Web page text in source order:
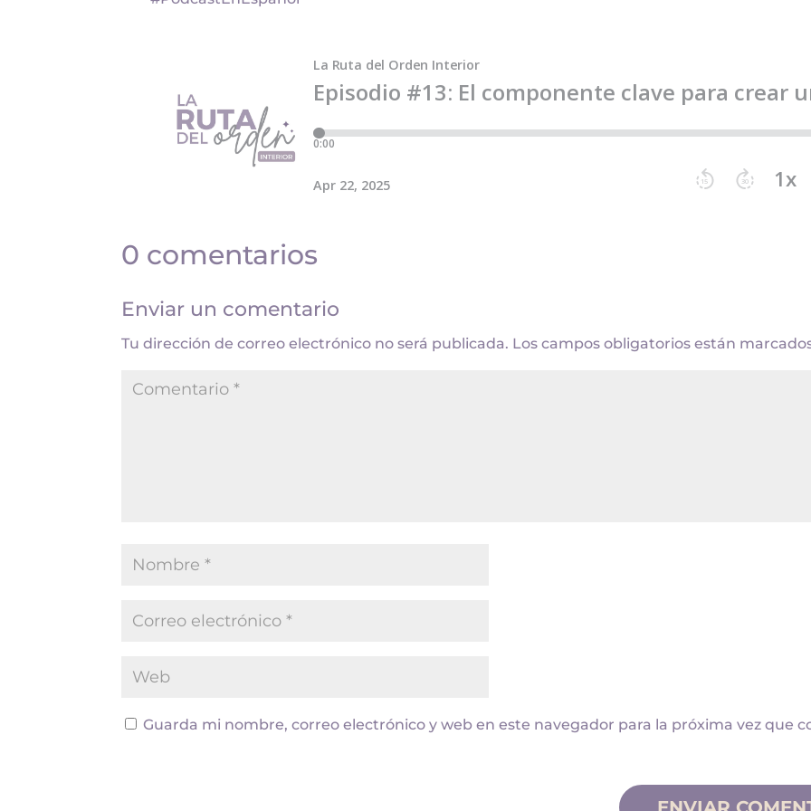
0 comentarios
Enviar un comentario
Tu dirección de correo electrónico no será publicada. Los campos obligatorios están
Guarda mi nombre, correo electrónico y web en este navegador para la próxima vez que